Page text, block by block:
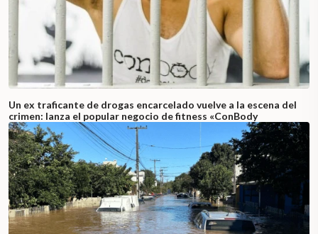
Un ex traficante de drogas encarcelado vuelve a la escena del
crimen: lanza el popular negocio de fitness «ConBody